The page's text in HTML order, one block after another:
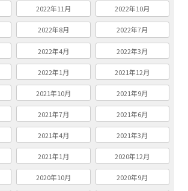
2022年11月 2022年10月
2022年8月 2022年7月
2022年4月 2022年3月
2022年1月 2021年12月
2021年10月 2021年9月
2021年7月 2021年6月
2021年4月 2021年3月
2021年1月 2020年12月
2020年10月 2020年9月